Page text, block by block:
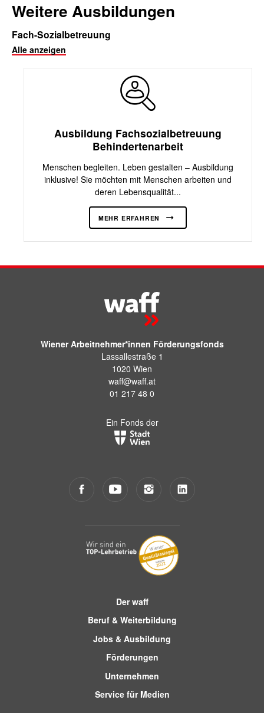
Weitere Ausbildungen
Fach-Sozialbetreuung
Alle anzeigen
Ausbildung Fachsozialbetreuung
Behindertenarbeit
Menschen begleiten. Leben gestalten – Ausbildung
inklusive! Sie möchten mit Menschen arbeiten und
deren Lebensqualität...
MEHR ERFAHREN
Wiener Arbeitnehmer*innen Förderungsfonds
Lassallestraße 1
1020 Wien
waff@waff.at
01 217 48 0
Ein Fonds der
Der waff
Beruf & Weiterbildung
Jobs & Ausbildung
Förderungen
Unternehmen
Service für Medien